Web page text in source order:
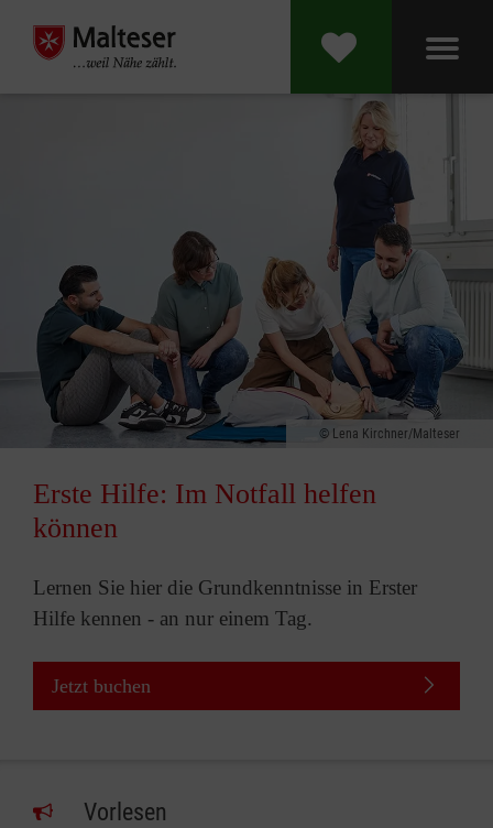
Lena Kirchner/Malteser
Erste Hilfe: Im Notfall helfen
können
Lernen Sie hier die Grundkenntnisse in Erster
Hilfe kennen - an nur einem Tag.
Jetzt buchen
Vorlesen